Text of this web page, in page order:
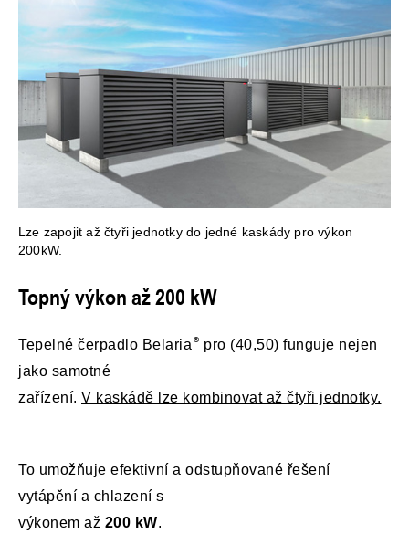
Lze zapojit až čtyři jednotky do jedné kaskády pro výkon
200kW.
Topný výkon až 200 kW
Tepelné čerpadlo Belaria
pro (40,50) funguje nejen
jako samotné
zařízení. V kaskádě lze kombinovat až čtyři jednotky.
To umožňuje efektivní a odstupňované řešení
vytápění a chlazení s
výkonem až 200 kW.